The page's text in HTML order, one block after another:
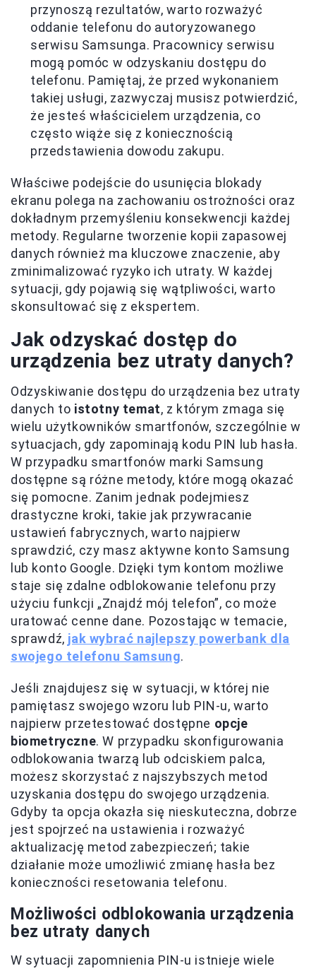
przynoszą rezultatów, warto rozważyć
oddanie telefonu do autoryzowanego
serwisu Samsunga. Pracownicy serwisu
mogą pomóc w odzyskaniu dostępu do
telefonu. Pamiętaj, że przed wykonaniem
takiej usługi, zazwyczaj musisz potwierdzić,
że jesteś właścicielem urządzenia, co
często wiąże się z koniecznością
przedstawienia dowodu zakupu.
Właściwe podejście do usunięcia blokady
ekranu polega na zachowaniu ostrożności oraz
dokładnym przemyśleniu konsekwencji każdej
metody. Regularne tworzenie kopii zapasowej
danych również ma kluczowe znaczenie, aby
zminimalizować ryzyko ich utraty. W każdej
sytuacji, gdy pojawią się wątpliwości, warto
skonsultować się z ekspertem.
Jak odzyskać dostęp do
urządzenia bez utraty danych?
Odzyskiwanie dostępu do urządzenia bez utraty
danych to istotny temat, z którym zmaga się
wielu użytkowników smartfonów, szczególnie w
sytuacjach, gdy zapominają kodu PIN lub hasła.
W przypadku smartfonów marki Samsung
dostępne są różne metody, które mogą okazać
się pomocne. Zanim jednak podejmiesz
drastyczne kroki, takie jak przywracanie
ustawień fabrycznych, warto najpierw
sprawdzić, czy masz aktywne konto Samsung
lub konto Google. Dzięki tym kontom możliwe
staje się zdalne odblokowanie telefonu przy
użyciu funkcji „Znajdź mój telefon”, co może
uratować cenne dane. Pozostając w temacie,
sprawdź, jak wybrać najlepszy powerbank dla
swojego telefonu Samsung.
Jeśli znajdujesz się w sytuacji, w której nie
pamiętasz swojego wzoru lub PIN-u, warto
najpierw przetestować dostępne opcje
biometryczne. W przypadku skonfigurowania
odblokowania twarzą lub odciskiem palca,
możesz skorzystać z najszybszych metod
uzyskania dostępu do swojego urządzenia.
Gdyby ta opcja okazła się nieskuteczna, dobrze
jest spojrzeć na ustawienia i rozważyć
aktualizację metod zabezpieczeń; takie
działanie może umożliwić zmianę hasła bez
konieczności resetowania telefonu.
Możliwości odblokowania urządzenia
bez utraty danych
W sytuacji zapomnienia PIN-u istnieje wiele